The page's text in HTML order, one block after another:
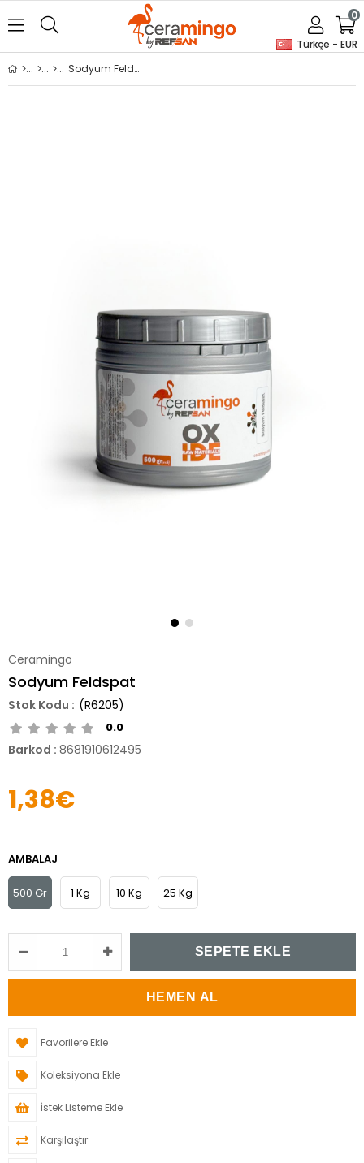
Türkçe - EUR
0
Sodyum Feldspat
Ceramingo
Sodyum Feldspat
(R6205)
0.0
Barkod : 8681910612495
1,38€
AMBALAJ
500 Gr 1 Kg 10 Kg 25 Kg
Favorilere Ekle
Koleksiyona Ekle
İstek Listeme Ekle
Karşılaştır